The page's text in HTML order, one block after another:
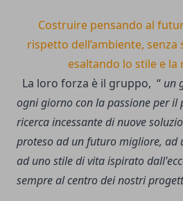
Costruire pensando al
rispetto dell’ambiente,
esaltando lo stile e la
La loro forza è il gruppo, “ un
ogni giorno con la passione per
ricerca incessante di nuove
proteso ad un futuro migliore, ad
ad uno stile di vita ispirato
sempre al centro dei nostri